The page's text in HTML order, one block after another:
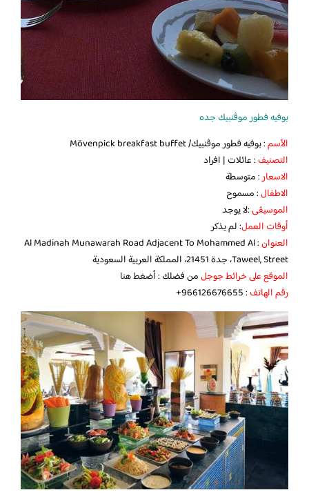
بوفيه فطور موڤنبيك جده
الأسم: ‏‎‎‎بوفيه فطور موڤنبيك/ Mövenpick breakfast buffet
التصنيف: عائلات | افراد
الاسعار: متوسطة
الاطفال: مسموح
الموسيقى:لا يوجد
أوقات العمل: لم يذكر
العنوان : Al Madinah Munawarah Road Adjacent To Mohammed Al
Taweel, Street، جدة 21451، المملكة العربية السعودية
الموقع على خرائط جوجلمن فضلك :أضغط هنا
رقم الهاتف: ‏‪+966126676655